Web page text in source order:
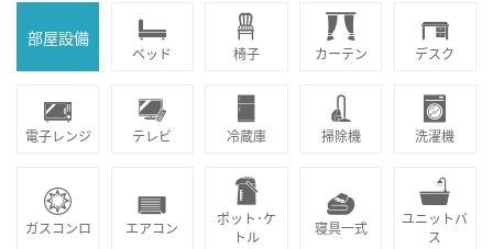
部屋設備
ベッド 椅子 カーテン デスク
電子レンジ テレビ 冷蔵庫 掃除機 洗濯機
ガスコンロ エアコン
ポット･ケ
トル
寝具一式
ユニットバ
ス